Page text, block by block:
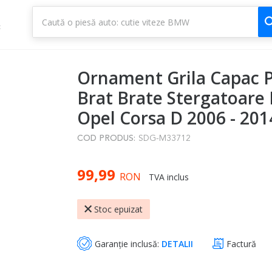
Ornament Grila Capac
Brat Brate Stergatoare
Opel Corsa D 2006 -
COD PRODUS: SDG-M33712
99,99 RON TVA inclus
Stoc epuizat
Garanție inclusă: DETALII Factură